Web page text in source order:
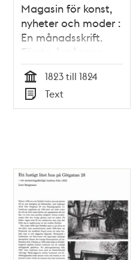
Magasin för konst,
nyheter och moder :
En månadsskrift.
Första årgången
Tid
1823 till 1824
Typ
Text